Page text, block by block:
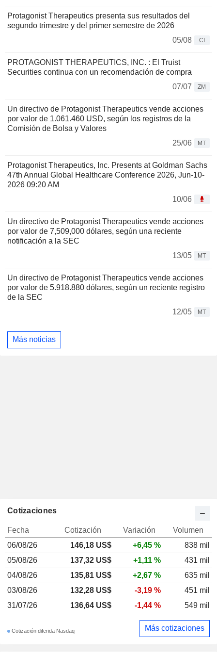
Protagonist Therapeutics presenta sus resultados del
segundo trimestre y del primer semestre de 2026
05/08
CI
PROTAGONIST THERAPEUTICS, INC. : El Truist
Securities continua con un recomendación de compra
07/07
ZM
Un directivo de Protagonist Therapeutics vende acciones
por valor de 1.061.460 USD, según los registros de la
Comisión de Bolsa y Valores
25/06
MT
Protagonist Therapeutics, Inc. Presents at Goldman Sachs
47th Annual Global Healthcare Conference 2026, Jun-10-
2026 09:20 AM
10/06
Un directivo de Protagonist Therapeutics vende acciones
por valor de 7,509,000 dólares, según una reciente
notificación a la SEC
13/05
MT
Un directivo de Protagonist Therapeutics vende acciones
por valor de 5.918.880 dólares, según un reciente registro
de la SEC
12/05
MT
Más noticias
Cotizaciones
Fecha Cotización Variación
Volumen
06/08/26
146,18 US$ +6,45 %
838 mil
05/08/26
137,32 US$ +1,11 %
431 mil
04/08/26
135,81 US$ +2,67 %
635 mil
03/08/26
132,28 US$ -3,19 %
451 mil
31/07/26
136,64 US$ -1,44 % 549 mil
Cotización diferida Nasdaq Más cotizaciones